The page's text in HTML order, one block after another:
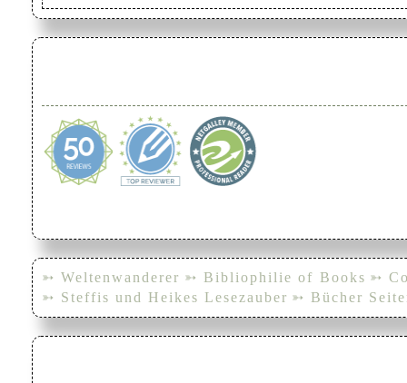
➳ Weltenwanderer ➳ Bibliophilie of Books ➳
➳ Steffis und Heikes Lesezauber ➳ Bücher